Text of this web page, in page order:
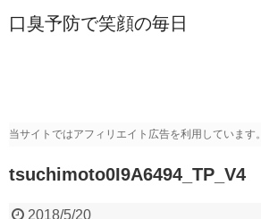
口臭予防で笑顔の毎日
当サイトではアフィリエイト広告を利用しています。
tsuchimoto0I9A6494_TP_V4
2018/5/20